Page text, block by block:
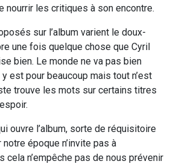
nourrir les critiques à son encontre.
sur l’album varient le doux-
une fois quelque chose que Cyril
bien. Le monde ne va pas bien
y est pour beaucoup mais tout n’est
trouve les mots sur certains titres
ouvre l’album, sorte de réquisitoire
époque n’invite pas à
cela n’empêche pas de nous prévenir